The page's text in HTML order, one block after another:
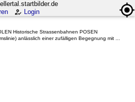
Login
Historische Strassenbahnen POSEN
anlässlich einer zufälligen Begegnung mit ...